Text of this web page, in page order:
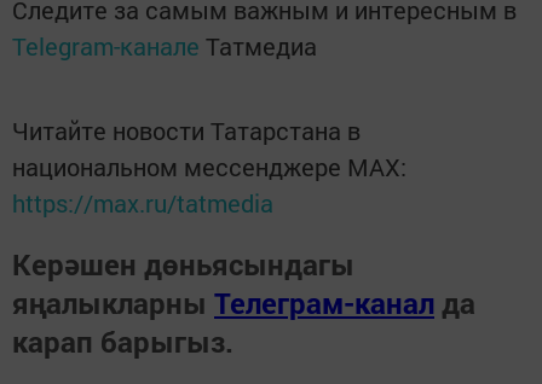
Следите за самым важным и интересным в
Telegram-канале Татмедиа
Читайте новости Татарстана в
национальном мессенджере MАХ:
https://max.ru/tatmedia
Керәшен дөньясындагы
яңалыкларны Телеграм-канал да
карап барыгыз.